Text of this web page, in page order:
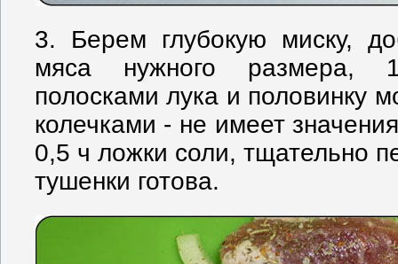
3. Берем глубокую миску,
мяса нужного размера,
полосками лука и половинку
колечками - не имеет
0,5 ч ложки соли, тщательно
тушенки готова.